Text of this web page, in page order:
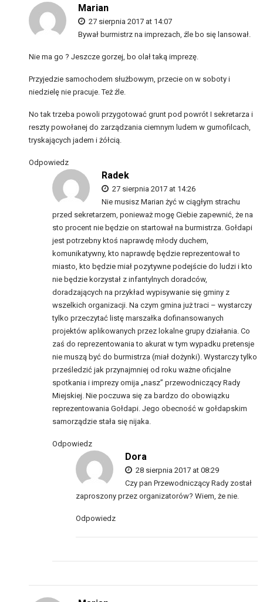
Marian
27 sierpnia 2017 at 14:07
Bywał burmistrz na imprezach, źle bo się lansował.
Nie ma go ? Jeszcze gorzej, bo olał taką imprezę.
Przyjedzie samochodem służbowym, przecie on w soboty i
niedzielę nie pracuje. Też źle.
No tak trzeba powoli przygotować grunt pod powrót I sekretarza i
reszty powołanej do zarządzania ciemnym ludem w gumofilcach,
tryskających jadem i żółcią.
Odpowiedz
Radek
27 sierpnia 2017 at 14:26
Nie musisz Marian żyć w ciągłym strachu
przed sekretarzem, ponieważ mogę Ciebie zapewnić, że na
sto procent nie będzie on startował na burmistrza. Gołdapi
jest potrzebny ktoś naprawdę młody duchem,
komunikatywny, kto naprawdę będzie reprezentował to
miasto, kto będzie miał pozytywne podejście do ludzi i kto
nie będzie korzystał z infantylnych doradców,
doradzających na przykład wypisywanie się gminy z
wszelkich organizacji. Na czym gmina już traci – wystarczy
tylko przeczytać listę marszałka dofinansowanych
projektów aplikowanych przez lokalne grupy działania. Co
zaś do reprezentowania to akurat w tym wypadku pretensje
nie muszą być do burmistrza (miał dożynki). Wystarczy tylko
prześledzić jak przynajmniej od roku ważne oficjalne
spotkania i imprezy omija „nasz” przewodniczący Rady
Miejskiej. Nie poczuwa się za bardzo do obowiązku
reprezentowania Gołdapi. Jego obecność w gołdapskim
samorządzie stała się nijaka.
Odpowiedz
Dora
28 sierpnia 2017 at 08:29
Czy pan Przewodniczący Rady został
zaproszony przez organizatorów? Wiem, że nie.
Odpowiedz